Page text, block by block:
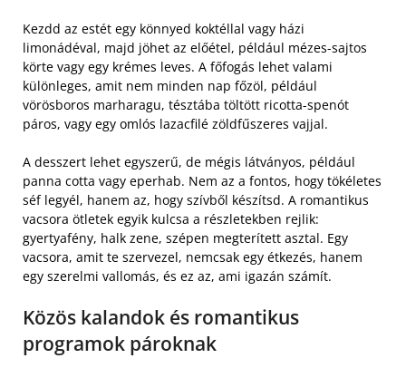
Kezdd az estét egy könnyed koktéllal vagy házi
limonádéval, majd jöhet az előétel, például mézes-sajtos
körte vagy egy krémes leves. A főfogás lehet valami
különleges, amit nem minden nap főzöl, például
vörösboros marharagu, tésztába töltött ricotta-spenót
páros, vagy egy omlós lazacfilé zöldfűszeres vajjal.
A desszert lehet egyszerű, de mégis látványos, például
panna cotta vagy eperhab. Nem az a fontos, hogy tökéletes
séf legyél, hanem az, hogy szívből készítsd. A romantikus
vacsora ötletek egyik kulcsa a részletekben rejlik:
gyertyafény, halk zene, szépen megterített asztal. Egy
vacsora, amit te szervezel, nemcsak egy étkezés, hanem
egy szerelmi vallomás, és ez az, ami igazán számít.
Közös kalandok és romantikus
programok pároknak